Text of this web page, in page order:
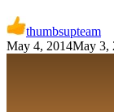
thumbsupteam
May 4, 2014May 3,